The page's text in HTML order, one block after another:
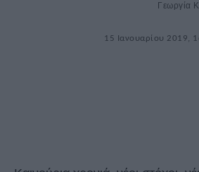
Γεωργία
15 Ιανουαρίου 2019,